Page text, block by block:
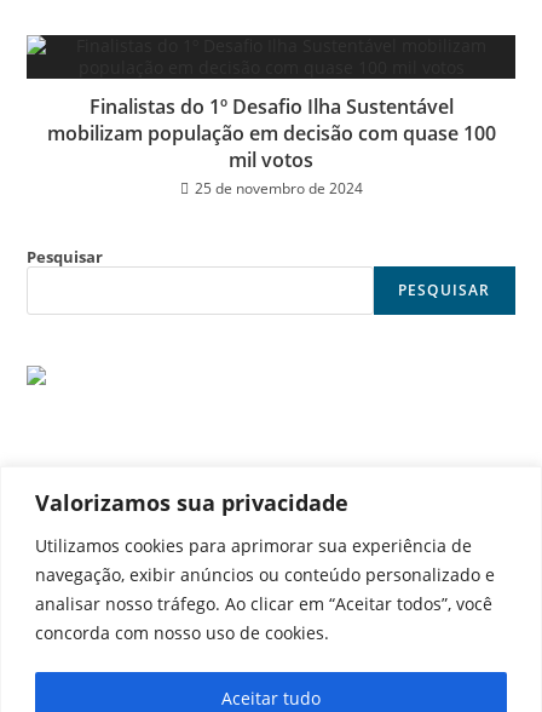
Valorizamos sua privacidade
Utilizamos cookies para aprimorar sua experiência de
navegação, exibir anúncios ou conteúdo personalizado e
analisar nosso tráfego. Ao clicar em “Aceitar todos”, você
concorda com nosso uso de cookies.
Aceitar tudo
Finalistas do 1º Desafio Ilha Sustentável
mobilizam população em decisão com quase 100
mil votos
25 de novembro de 2024
Pesquisar
PESQUISAR